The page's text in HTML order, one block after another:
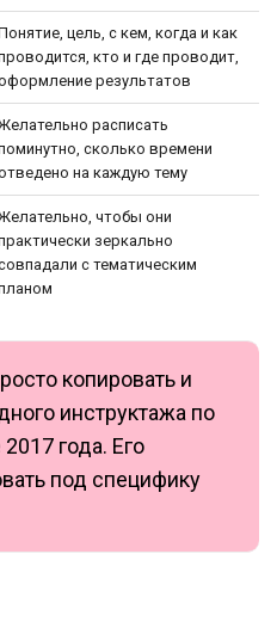
цель, с кем, когда и как
кто и где проводит,
результатов
расписать
сколько времени
на каждую тему
чтобы они
зеркально
с тематическим
копировать и
инструктажа по
года. Его
под специфику